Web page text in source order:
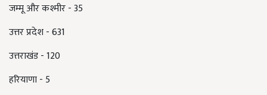
जम्मू और कश्मीर - 35
उत्तर प्रदेश - 631
उत्तराखंड - 120
हरियाणा - 5